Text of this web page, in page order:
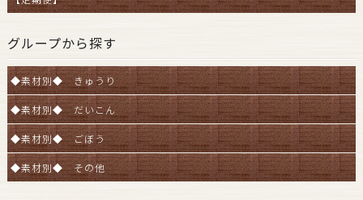
グループから探す
◆素材別◆ きゅうり
◆素材別◆ だいこん
◆素材別◆ ごぼう
◆素材別◆ その他